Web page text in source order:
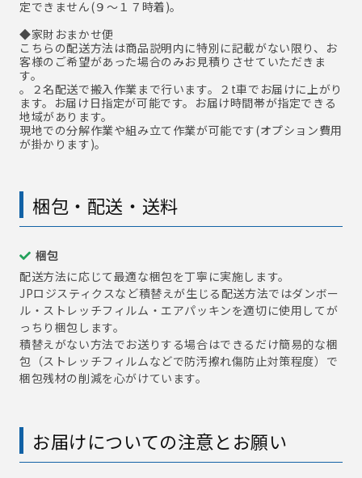
定できません(９～１７時着)。
◆家財おまかせ便
こちらの配送方法は商品説明内に特別に記載がない限り、お
客様のご希望があった場合のみお見積りさせていただきま
す。
。２名配送で搬入作業まで行います。２t車でお届けに上がり
ます。お届け日指定が可能です。お届け時間帯が指定できる
地域があります。
現地での分解作業や組み立て作業が可能です(オプション費用
が掛かります)。
梱包・配送・送料
梱包
配送方法に応じて最適な梱包を丁寧に実施します。
JPロジスティクスなど積替えが生じる配送方法ではダンボー
ル・ストレッチフィルム・エアパッキンを適切に使用してが
っちり梱包します。
積替えがない方法でお送りする場合はできるだけ簡易的な梱
包（ストレッチフィルムなどで防汚擦れ傷防止対策程度）で
梱包残材の削減を心がけています。
お届けについての注意とお願い